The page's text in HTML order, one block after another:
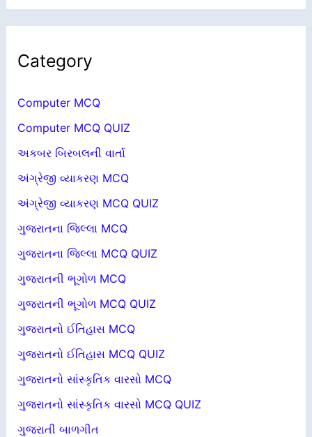
Category
Computer MCQ
Computer MCQ QUIZ
અકબર બિરબલની વાર્તા
અંગ્રેજી વ્યાકરણ MCQ
અંગ્રેજી વ્યાકરણ MCQ QUIZ
ગુજરાતના જિલ્લા MCQ
ગુજરાતના જિલ્લા MCQ QUIZ
ગુજરાતની ભૂગોળ MCQ
ગુજરાતની ભૂગોળ MCQ QUIZ
ગુજરાતનો ઈતિહાસ MCQ
ગુજરાતનો ઈતિહાસ MCQ QUIZ
ગુજરાતનો સાંસ્કૃતિક વારસો MCQ
ગુજરાતનો સાંસ્કૃતિક વારસો MCQ QUIZ
ગુજરાતી બાળગીત